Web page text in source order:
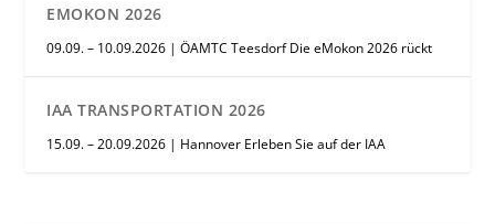
EMOKON 2026
09.09. – 10.09.2026 | ÖAMTC Teesdorf Die eMokon 2026 rückt
IAA TRANSPORTATION 2026
15.09. – 20.09.2026 | Hannover Erleben Sie auf der IAA